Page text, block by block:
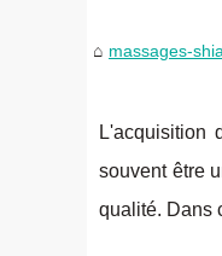
massages-
L'acquisition
souvent être
qualité. Dans